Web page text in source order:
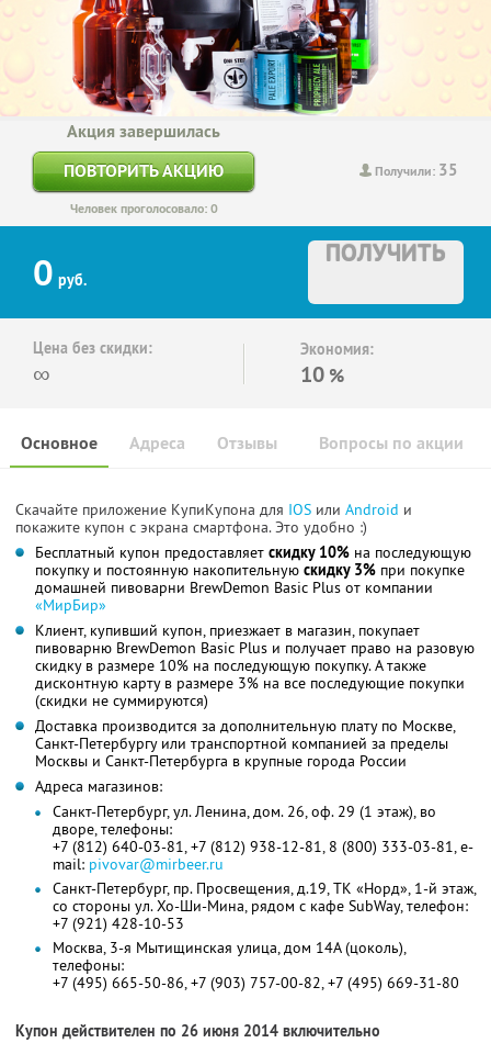
Получили: 35
Акция завершилась
ПОВТОРИТЬ АКЦИЮ
Человек проголосовало: 0
0 руб.
ПОЛУЧИТЬ
Цена без скидки:
∞
Экономия:
10 %
Основное Отзывы Вопросы по акции
Адреса
Скачайте приложение КупиКупона для IOS или Android и
покажите купон с экрана смартфона. Это удобно :)
Бесплатный купон предоставляет скидку 10% на последующую
покупку и постоянную накопительную скидку 3% при покупке
домашней пивоварни BrewDemon Basic Plus от компании
«МирБир»
Клиент, купивший купон, приезжает в магазин, покупает
пивоварню BrewDemon Basic Plus и получает право на разовую
скидку в размере 10% на последующую покупку. А также
дисконтную карту в размере 3% на все последующие покупки
(скидки не суммируются)
Доставка производится за дополнительную плату по Москве,
Санкт-Петербургу или транспортной компанией за пределы
Москвы и Санкт-Петербурга в крупные города России
Адреса магазинов:
Санкт-Петербург, ул. Ленина, дом. 26, оф. 29 (1 этаж), во
дворе, телефоны:
+7 (812) 640-03-81, +7 (812) 938-12-81, 8 (800) 333-03-81, e-
mail: pivovar@mirbeer.ru
Санкт-Петербург, пр. Просвещения, д.19, ТК «Норд», 1-й этаж,
со стороны ул. Хо-Ши-Мина, рядом с кафе SubWay, телефон:
+7 (921) 428-10-53
Москва, 3-я Мытищинская улица, дом 14А (цоколь),
телефоны:
+7 (495) 665-50-86, +7 (903) 757-00-82, +7 (495) 669-31-80
Купон действителен по 26 июня 2014 включительно